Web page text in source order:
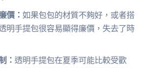
價：如果包包的材質不夠好，或者搭
明手提包很容易顯得廉價，失去了時
：透明手提包在夏季可能比較受歡